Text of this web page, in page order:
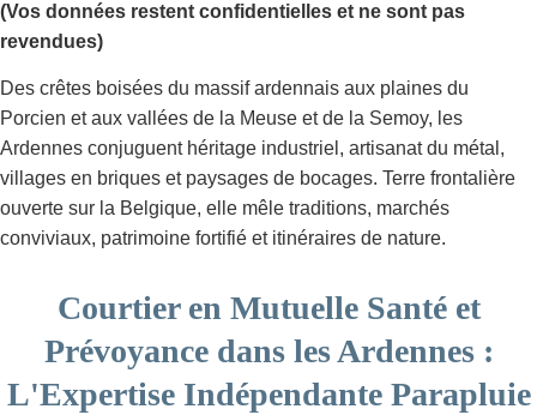
(Vos données restent confidentielles et ne sont pas
revendues)
Des crêtes boisées du massif ardennais aux plaines du
Porcien et aux vallées de la Meuse et de la Semoy, les
Ardennes conjuguent héritage industriel, artisanat du métal,
villages en briques et paysages de bocages. Terre frontalière
ouverte sur la Belgique, elle mêle traditions, marchés
conviviaux, patrimoine fortifié et itinéraires de nature.
Courtier en Mutuelle Santé et
Prévoyance dans les Ardennes :
L'Expertise Indépendante Parapluie